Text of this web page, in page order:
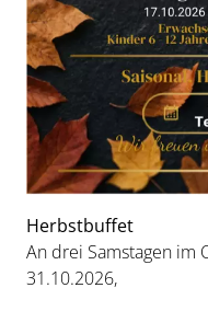
Herbstbuffet
An drei Samstagen im
31.10.2026,